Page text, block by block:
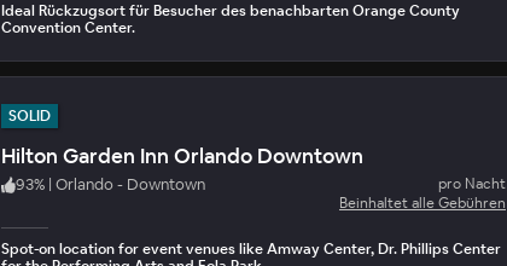
Ideal Rückzugsort für Besucher des benachbarten Orange County
Convention Center.
SOLID
Hilton Garden Inn Orlando Downtown
93% | Orlando - Downtown
pro Nacht
Beinhaltet alle Gebühren
Spot-on location for event venues like Amway Center, Dr. Phillips Center